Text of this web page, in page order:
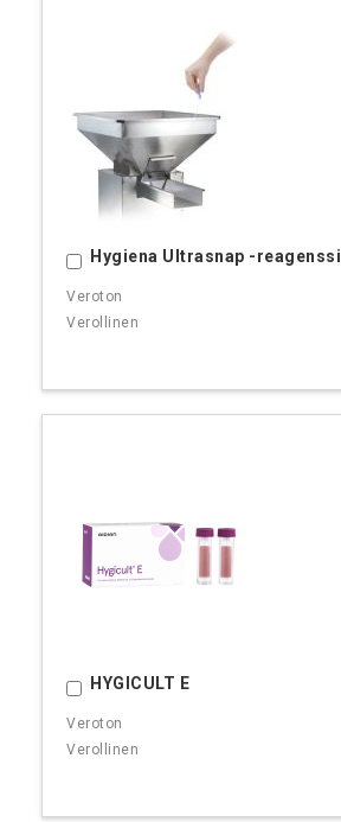
Hygiena Ultrasnap -reagenssi
Ostoskoriin
HYGICULT E
Ostoskoriin